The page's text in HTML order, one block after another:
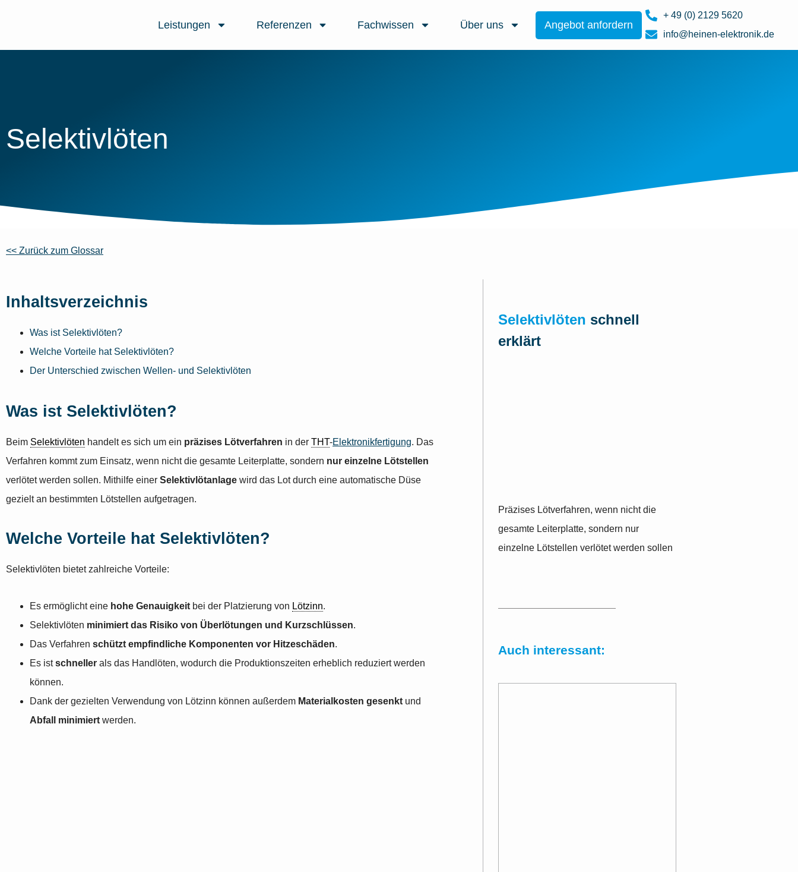
Leistungen Referenzen Fachwissen Über uns Angebot anfordern
+ 49 (0) 2129 5620
info@heinen-elektronik.de
Selektivlöten
<< Zurück zum Glossar
Inhaltsverzeichnis
Was ist Selektivlöten?
Welche Vorteile hat Selektivlöten?
Der Unterschied zwischen Wellen- und Selektivlöten
Was ist Selektivlöten?
Beim Selektivlöten handelt es sich um ein präzises Lötverfahren in der THT-Elektronikfertigung. Das
Verfahren kommt zum Einsatz, wenn nicht die gesamte Leiterplatte, sondern nur einzelne Lötstellen
verlötet werden sollen. Mithilfe einer Selektivlötanlage wird das Lot durch eine automatische Düse
gezielt an bestimmten Lötstellen aufgetragen.
Welche Vorteile hat Selektivlöten?
Selektivlöten bietet zahlreiche Vorteile:
Es ermöglicht eine hohe Genauigkeit bei der Platzierung von Lötzinn.
Selektivlöten minimiert das Risiko von Überlötungen und Kurzschlüssen.
Das Verfahren schützt empfindliche Komponenten vor Hitzeschäden.
Es istschneller als das Handlöten, wodurch die Produktionszeiten erheblich reduziert werden
können.
Dank der gezielten Verwendung von Lötzinn können außerdem Materialkosten gesenkt und
Abfall minimiert werden.
Selektivlöten schnell
erklärt
Präzises Lötverfahren, wenn nicht die
gesamte Leiterplatte, sondern nur
einzelne Lötstellen verlötet werden sollen
Auch interessant: